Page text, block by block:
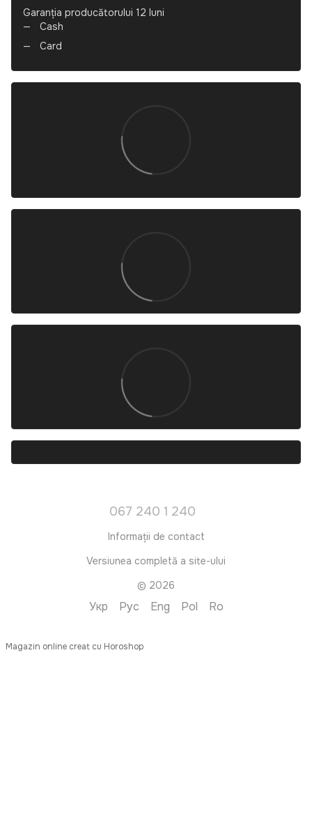
Garanția producătorului 12 luni
Cash
Card
067 240 1 240
Informații de contact
Versiunea completă a site-ului
© 2026
Укр Рус Eng Pol Ro
Magazin online creat cu Horoshop